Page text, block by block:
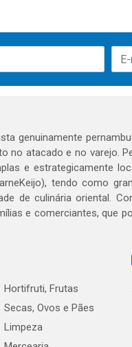
genuinamente
no atacado e no varejo.
e estrategicamente
tendo como
de culinária oriental.
e comerciantes, que
Hortifruti, Frutas
Secas, Ovos e Pães
Limpeza